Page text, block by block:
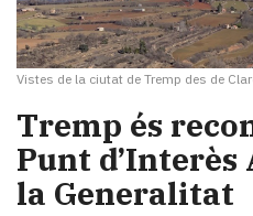
Vistes de la ciutat de Tremp des de
​Tremp és
Punt
la Generalitat